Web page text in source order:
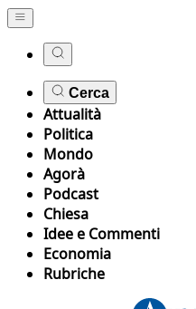
Cerca
Attualità
Politica
Mondo
Agorà
Podcast
Chiesa
Idee e Commenti
Economia
Rubriche